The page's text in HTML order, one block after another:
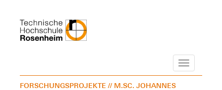
Navigation
FORSCHUNGSPROJEKTE // M.SC. JOHANNES